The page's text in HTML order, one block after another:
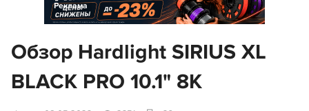
Реклама
Обзор Hardlight SIRIUS XL
BLACK PRO 10.1" 8K